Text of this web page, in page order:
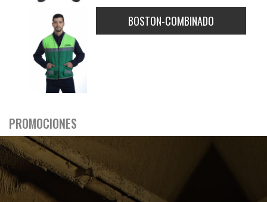
BOSTON-COMBINADO
PROMOCIONES